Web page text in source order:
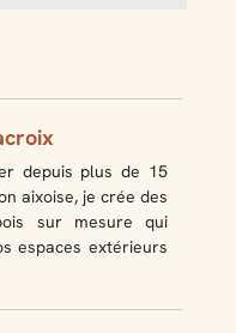
depuis plus de 15
aixoise, je crée des
sur mesure qui
espaces extérieurs